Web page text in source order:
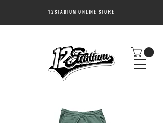
12STADIUM ONLINE STORE